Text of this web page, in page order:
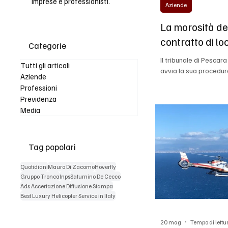
La morosità
contratto di
sul centro
Adolfo De
Il tribunale di
avvia la sua
di Pescara Il divieto
contratto di leasing
nei confronti di una
nullità ed inefficacia
di un bene immobile.
Aziende
20 mag Tempo di
Categorie
Tutti gli articoli
Aziende
Professioni
Previdenza
Media
Tag popolari
QuotidianiMauro Di ZacomoHoverfly
Gruppo TroncaInpsSaturnino De Cecco
Ads Accertazione Diffusione Stampa
Best Luxury Helicopter Service in Italy